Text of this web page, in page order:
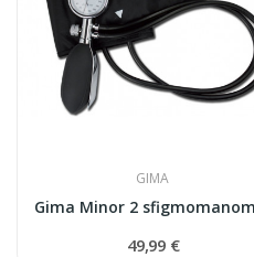
GIMA
49,99 €